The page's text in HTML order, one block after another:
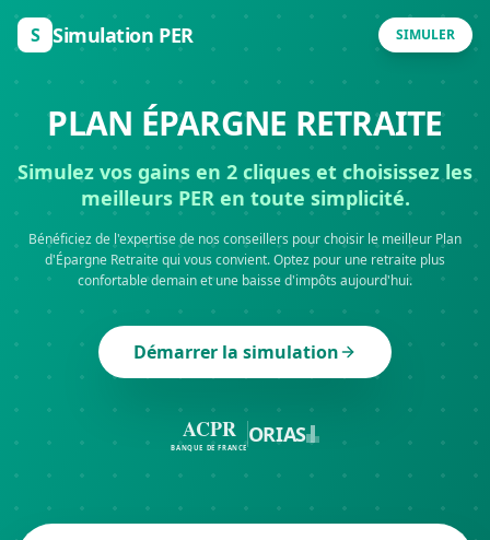
S Simulation PER SIMULER
PLAN ÉPARGNE RETRAITE
Simulez vos gains en 2 cliques et choisissez les
meilleurs PER en toute simplicité.
Bénéficiez de l'expertise de nos conseillers pour choisir le meilleur Plan
d'Épargne Retraite qui vous convient. Optez pour une retraite plus
confortable demain et une baisse d'impôts aujourd'hui.
Démarrer la simulation
ACPR
BANQUE DE FRANCE
ORIAS